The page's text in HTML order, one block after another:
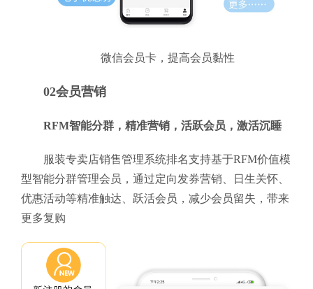
微信会员卡，提高会员黏性
02会员营销
RFM智能分群，精准营销，活跃会员，激活沉睡
服装专卖店销售管理系统排名支持基于RFM价值模
型智能分群管理会员，通过定向发券营销、日生关怀、
优惠活动等精准触达、跃活会员，减少会员留失，带来
更多复购